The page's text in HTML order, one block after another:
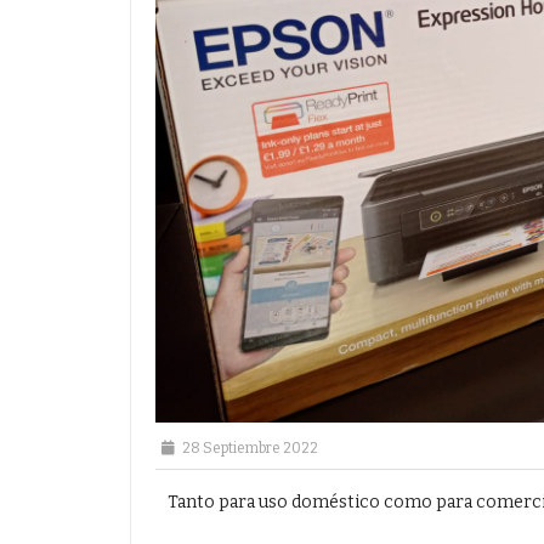
28 Septiembre 2022
Tanto para uso doméstico como para